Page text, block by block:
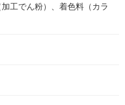
工でん粉）、着色料（カラ